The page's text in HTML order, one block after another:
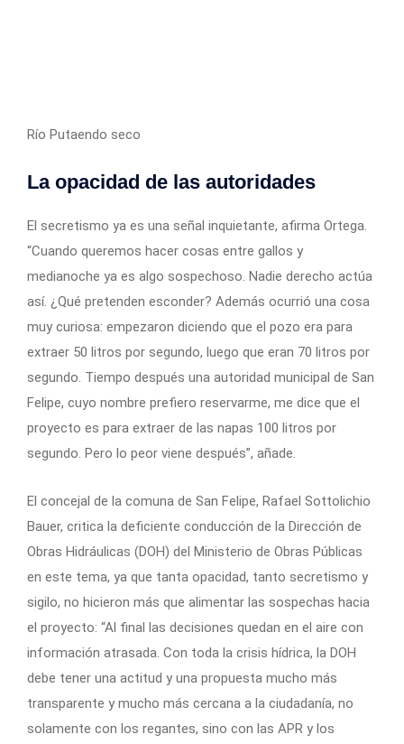
Río Putaendo seco
La opacidad de las autoridades
El secretismo ya es una señal inquietante, afirma Ortega.
“Cuando queremos hacer cosas entre gallos y
medianoche ya es algo sospechoso. Nadie derecho actúa
así. ¿Qué pretenden esconder? Además ocurrió una cosa
muy curiosa: empezaron diciendo que el pozo era para
extraer 50 litros por segundo, luego que eran 70 litros por
segundo. Tiempo después una autoridad municipal de San
Felipe, cuyo nombre prefiero reservarme, me dice que el
proyecto es para extraer de las napas 100 litros por
segundo. Pero lo peor viene después”, añade.
El concejal de la comuna de San Felipe, Rafael Sottolichio
Bauer, critica la deficiente conducción de la Dirección de
Obras Hidráulicas (DOH) del Ministerio de Obras Públicas
en este tema, ya que tanta opacidad, tanto secretismo y
sigilo, no hicieron más que alimentar las sospechas hacia
el proyecto: “Al final las decisiones quedan en el aire con
información atrasada. Con toda la crisis hídrica, la DOH
debe tener una actitud y una propuesta mucho más
transparente y mucho más cercana a la ciudadanía, no
solamente con los regantes, sino con las APR y los